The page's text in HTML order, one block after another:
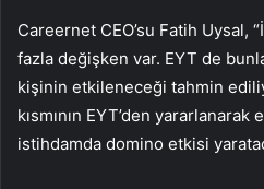
Careernet CEO’su Fatih Uysal,
fazla değişken var. EYT de
kişinin etkileneceği tahmin
kısmının EYT’den yararlanarak
istihdamda domino etkisi